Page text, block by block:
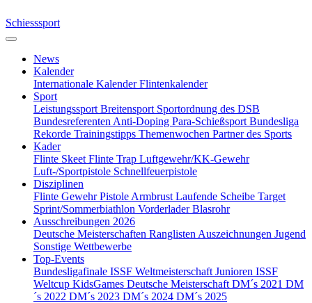
Schiesssport
News
Kalender
Internationale KalenderFlintenkalender
Sport
Leistungssport Breitensport Sportordnung des DSB
Bundesreferenten Anti-Doping Para-Schießsport Bundesliga
Rekorde Trainingstipps Themenwochen Partner des Sports
Kader
Flinte Skeet Flinte Trap Luftgewehr/KK-Gewehr
Luft-/Sportpistole Schnellfeuerpistole
Disziplinen
Flinte GewehrPistole Armbrust Laufende Scheibe Target
Sprint/Sommerbiathlon VorderladerBlasrohr
Ausschreibungen 2026
Deutsche Meisterschaften Ranglisten Auszeichnungen Jugend
Sonstige Wettbewerbe
Top-Events
Bundesligafinale ISSF Weltmeisterschaft Junioren ISSF
Weltcup KidsGames Deutsche Meisterschaft DM´s 2021 DM
´s 2022 DM´s 2023 DM´s 2024 DM´s 2025